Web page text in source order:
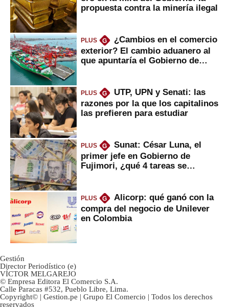
propuesta contra la minería ilegal
PLUS G
¿Cambios en el comercio
exterior? El cambio aduanero al
que apuntaría el Gobierno de
PLUS G
UTP, UPN y Senati: las
razones por la que los capitalinos
las prefieren para estudiar
PLUS G
Sunat: César Luna, el
primer jefe en Gobierno de
Fujimori, ¿qué 4 tareas se
PLUS G
Alicorp: qué ganó con la
compra del negocio de Unilever
en Colombia
Gestión
Director Periodístico (e)
VÍCTOR MELGAREJO
© Empresa Editora El Comercio S.A.
Calle Paracas #532, Pueblo Libre, Lima.
Copyright© | Gestion.pe | Grupo El Comercio | Todos los derechos
reservados